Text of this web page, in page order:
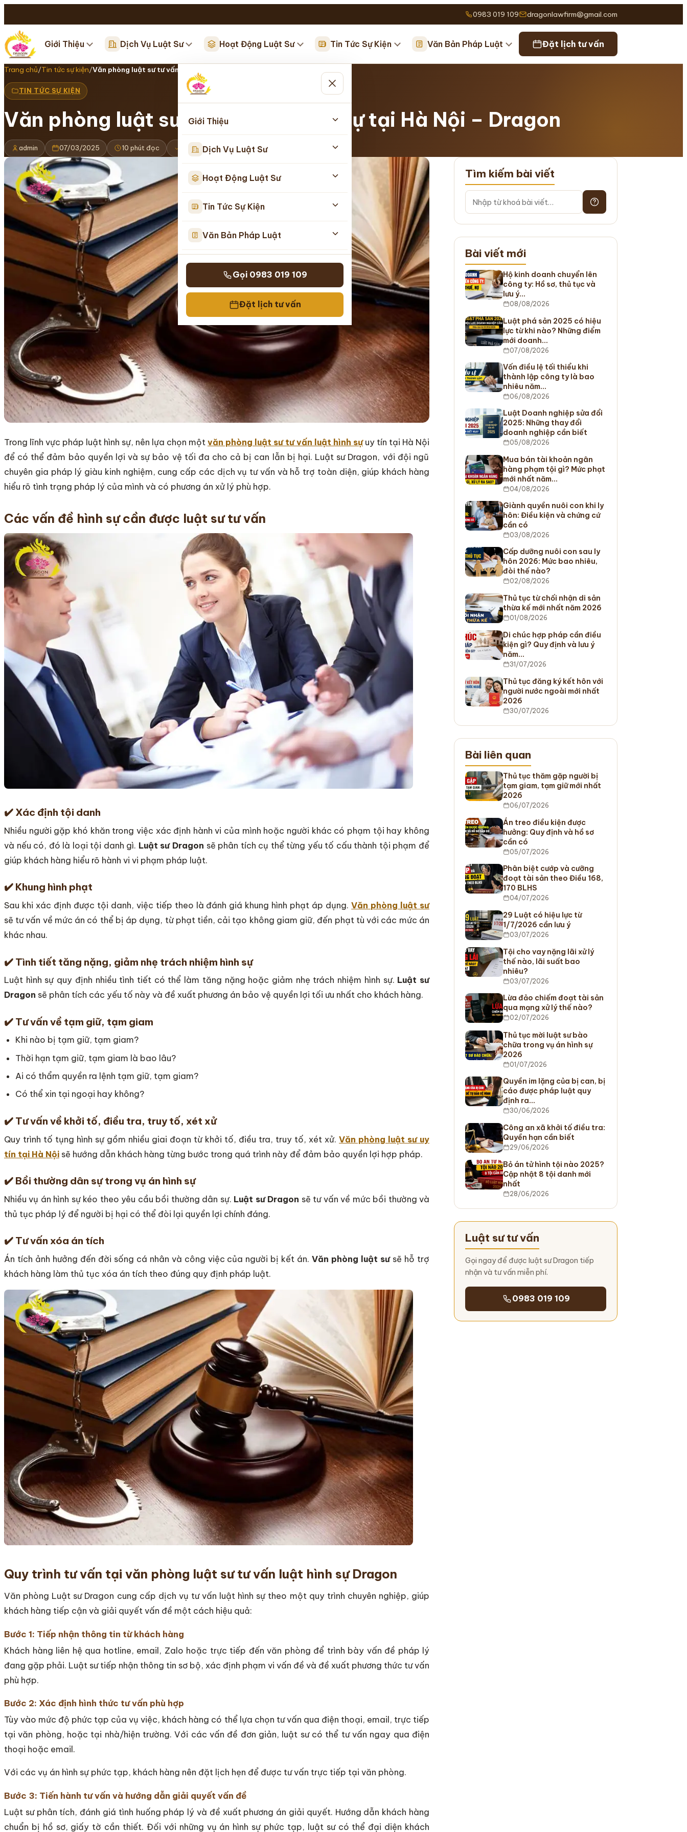
0983 019 109 dragonlawfirm@gmail.com
Giới Thiệu Dịch Vụ Luật Sư Hoạt Động Luật Sư Tin Tức Sự Kiện Văn Bản Pháp Luật Đặt lịch tư vấn
Giới Thiệu
Dịch Vụ Luật Sư
Hoạt Động Luật Sư
Tin Tức Sự Kiện
Văn Bản Pháp Luật
Gọi 0983 019 109
Đặt lịch tư vấn
Trang chủ/Tin tức sự kiện/Văn phòng luật sư tư vấn luật hình sự…
TIN TỨC SỰ KIỆN
Văn phòng luật sư tư vấn luật hình sự tại Hà Nội – Dragon
admin 07/03/2025 10 phút đọc Cập nhật 16/05/2026
Trong lĩnh vực pháp luật hình sự, nên lựa chọn một văn phòng luật sư tư vấn luật hình sự uy tín tại Hà Nội
để có thể đảm bảo quyền lợi và sự bảo vệ tối đa cho cả bị can lẫn bị hại. Luật sư Dragon, với đội ngũ
chuyên gia pháp lý giàu kinh nghiệm, cung cấp các dịch vụ tư vấn và hỗ trợ toàn diện, giúp khách hàng
hiểu rõ tình trạng pháp lý của mình và có phương án xử lý phù hợp.
Các vấn đề hình sự cần được luật sư tư vấn
✔️ Xác định tội danh
Nhiều người gặp khó khăn trong việc xác định hành vi của mình hoặc người khác có phạm tội hay không
và nếu có, đó là loại tội danh gì. Luật sư Dragon sẽ phân tích cụ thể từng yếu tố cấu thành tội phạm để
giúp khách hàng hiểu rõ hành vi vi phạm pháp luật.
✔️ Khung hình phạt
Sau khi xác định được tội danh, việc tiếp theo là đánh giá khung hình phạt áp dụng.Văn phòng luật sư
sẽ tư vấn về mức án có thể bị áp dụng, từ phạt tiền, cải tạo không giam giữ, đến phạt tù với các mức án
khác nhau.
✔️ Tình tiết tăng nặng, giảm nhẹ trách nhiệm hình sự
Luật hình sự quy định nhiều tình tiết có thể làm tăng nặng hoặc giảm nhẹ trách nhiệm hình sự. Luật sư
Dragon sẽ phân tích các yếu tố này và đề xuất phương án bảo vệ quyền lợi tối ưu nhất cho khách hàng.
✔️ Tư vấn về tạm giữ, tạm giam
Khi nào bị tạm giữ, tạm giam?
Thời hạn tạm giữ, tạm giam là bao lâu?
Ai có thẩm quyền ra lệnh tạm giữ, tạm giam?
Có thể xin tại ngoại hay không?
✔️ Tư vấn về khởi tố, điều tra, truy tố, xét xử
Quy trình tố tụng hình sự gồm nhiều giai đoạn từ khởi tố, điều tra, truy tố, xét xử. Văn phòng luật sư uy
tín tại Hà Nội sẽ hướng dẫn khách hàng từng bước trong quá trình này để đảm bảo quyền lợi hợp pháp.
✔️ Bồi thường dân sự trong vụ án hình sự
Nhiều vụ án hình sự kéo theo yêu cầu bồi thường dân sự. Luật sư Dragon sẽ tư vấn về mức bồi thường và
thủ tục pháp lý để người bị hại có thể đòi lại quyền lợi chính đáng.
✔️ Tư vấn xóa án tích
Án tích ảnh hưởng đến đời sống cá nhân và công việc của người bị kết án.Văn phòng luật sưsẽ hỗ trợ
khách hàng làm thủ tục xóa án tích theo đúng quy định pháp luật.
Quy trình tư vấn tại văn phòng luật sư tư vấn luật hình sự Dragon
Văn phòng Luật sư Dragon cung cấp dịch vụ tư vấn luật hình sự theo một quy trình chuyên nghiệp, giúp
khách hàng tiếp cận và giải quyết vấn đề một cách hiệu quả:
Bước 1: Tiếp nhận thông tin từ khách hàng
Khách hàng liên hệ qua hotline, email, Zalo hoặc trực tiếp đến văn phòng để trình bày vấn đề pháp lý
đang gặp phải. Luật sư tiếp nhận thông tin sơ bộ, xác định phạm vi vấn đề và đề xuất phương thức tư vấn
phù hợp.
Bước 2: Xác định hình thức tư vấn phù hợp
Tùy vào mức độ phức tạp của vụ việc, khách hàng có thể lựa chọn tư vấn qua điện thoại, email, trực tiếp
tại văn phòng, hoặc tại nhà/hiện trường. Với các vấn đề đơn giản, luật sư có thể tư vấn ngay qua điện
thoại hoặc email.
Với các vụ án hình sự phức tạp, khách hàng nên đặt lịch hẹn để được tư vấn trực tiếp tại văn phòng.
Bước 3: Tiến hành tư vấn và hướng dẫn giải quyết vấn đề
Luật sư phân tích, đánh giá tình huống pháp lý và đề xuất phương án giải quyết. Hướng dẫn khách hàng
chuẩn bị hồ sơ, giấy tờ cần thiết. Đối với những vụ án hình sự phức tạp, luật sư có thể đại diện khách
Tìm kiếm bài viết
Bài viết mới
Hộ kinh doanh chuyển lên
công ty: Hồ sơ, thủ tục và
lưu ý…
08/08/2026
Luật phá sản 2025 có hiệu
lực từ khi nào? Những điểm
mới doanh…
07/08/2026
Vốn điều lệ tối thiểu khi
thành lập công ty là bao
nhiêu năm…
06/08/2026
Luật Doanh nghiệp sửa đổi
2025: Những thay đổi
doanh nghiệp cần biết
05/08/2026
Mua bán tài khoản ngân
hàng phạm tội gì? Mức phạt
mới nhất năm…
04/08/2026
Giành quyền nuôi con khi ly
hôn: Điều kiện và chứng cứ
cần có
03/08/2026
Cấp dưỡng nuôi con sau ly
hôn 2026: Mức bao nhiêu,
đòi thế nào?
02/08/2026
Thủ tục từ chối nhận di sản
thừa kế mới nhất năm 2026
01/08/2026
Di chúc hợp pháp cần điều
kiện gì? Quy định và lưu ý
năm…
31/07/2026
Thủ tục đăng ký kết hôn với
người nước ngoài mới nhất
2026
30/07/2026
Bài liên quan
Thủ tục thăm gặp người bị
tạm giam, tạm giữ mới nhất
2026
06/07/2026
Án treo điều kiện được
hưởng: Quy định và hồ sơ
cần có
05/07/2026
Phân biệt cướp và cưỡng
đoạt tài sản theo Điều 168,
170 BLHS
04/07/2026
29 Luật có hiệu lực từ
1/7/2026 cần lưu ý
03/07/2026
Tội cho vay nặng lãi xử lý
thế nào, lãi suất bao
nhiêu?
03/07/2026
Lừa đảo chiếm đoạt tài sản
qua mạng xử lý thế nào?
02/07/2026
Thủ tục mời luật sư bào
chữa trong vụ án hình sự
2026
01/07/2026
Quyền im lặng của bị can, bị
cáo được pháp luật quy
định ra…
30/06/2026
Công an xã khởi tố điều tra:
Quyền hạn cần biết
29/06/2026
Bỏ án tử hình tội nào 2025?
Cập nhật 8 tội danh mới
nhất
28/06/2026
Luật sư tư vấn
Gọi ngay để được luật sư Dragon tiếp
nhận và tư vấn miễn phí.
0983 019 109